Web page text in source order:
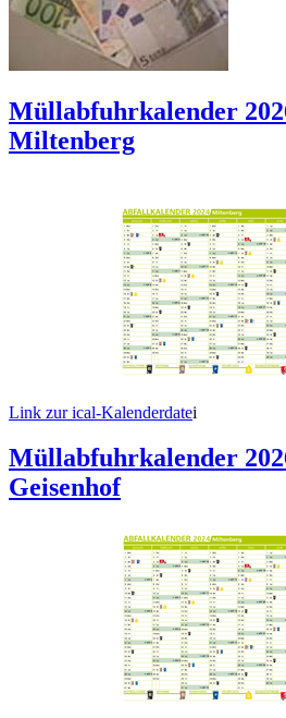
Müllabfuhrkalender
Miltenberg
Link zur ical-Kalenderdatei
Müllabfuhrkalender
Geisenhof